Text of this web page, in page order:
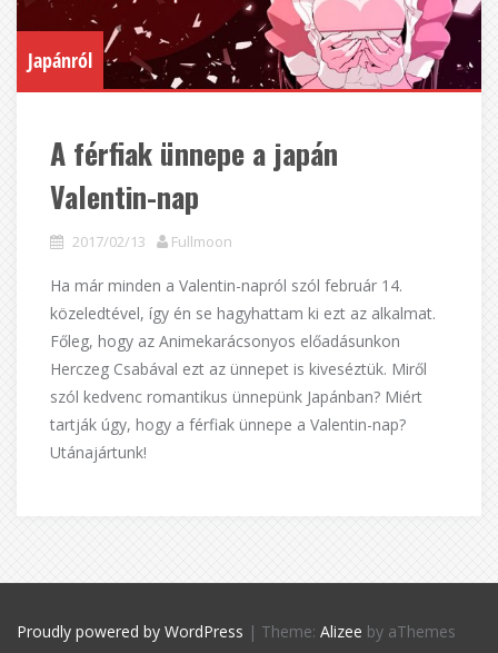
Japánról
A férfiak ünnepe a japán
Valentin-nap
2017/02/13 Fullmoon
Ha már minden a Valentin-napról szól február 14.
közeledtével, így én se hagyhattam ki ezt az alkalmat.
Főleg, hogy az Animekarácsonyos előadásunkon
Herczeg Csabával ezt az ünnepet is kiveséztük. Miről
szól kedvenc romantikus ünnepünk Japánban? Miért
tartják úgy, hogy a férfiak ünnepe a Valentin-nap?
Utánajártunk!
Proudly powered by WordPress | Theme: Alizee by aThemes